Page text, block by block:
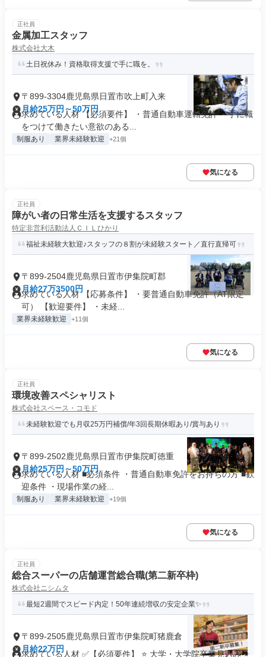
正社員
金属加工スタッフ
株式会社大木
土日祝休み！資格取得支援で手に職を。
〒899-3304鹿児島県日置市吹上町入来
月給25万円～50万円
求めている人材 【必須要件】 ・普通自動車運転免許 ・手に職
をつけて働きたい意欲のある...
制服あり 業界未経験歓迎 +21個
気になる
正社員
障がい者の日常生活を支援するスタッフ
特定非営利活動法人ＣＩＬひかり
福祉未経験大歓迎♪スタッフの８割が未経験スタート／直行直帰可
〒899-2504鹿児島県日置市伊集院町郡
月給27万3500円
求めている人材 【応募条件】 ・要普通自動車免許（AT限定
可） 【歓迎要件】 ・未経...
業界未経験歓迎 +11個
気になる
正社員
環境改善スペシャリスト
株式会社スペース・コモド
未経験歓迎でも月収25万円補償/年3回長期休暇あり/賞与あり
〒899-2502鹿児島県日置市伊集院町徳重
月給25万円～50万円
求めている人材 ■必須条件 ・普通自動車免許をお持ちの方 ■歓
迎条件 ・現場作業の経...
制服あり 業界未経験歓迎 +19個
気になる
正社員
総合スーパーの店舗運営総合職(第二新卒枠)
株式会社ニシムタ
最短2週間でスピード内定！50年連続増収の安定企業✨
〒899-2505鹿児島県日置市伊集院町猪鹿倉
月給22万円
求めている人材 ✅【必須要件】 ⭐ 大学・大学院卒業見込み ⭐